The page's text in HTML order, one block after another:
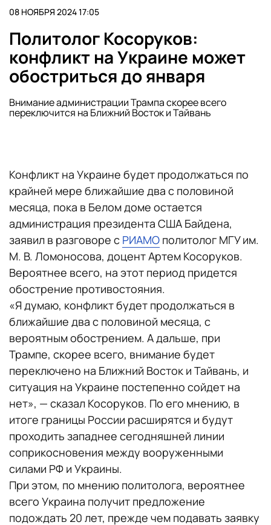
08 НОЯБРЯ 2024 17:05
Политолог Косоруков:
конфликт на Украине может
обостриться до января
Внимание администрации Трампа скорее всего
переключится на Ближний Восток и Тайвань
Конфликт на Украине будет продолжаться по
крайней мере ближайшие два с половиной
месяца, пока в Белом доме остается
администрация президента США Байдена,
заявил в разговоре с РИАМО политолог МГУ им.
М. В. Ломоносова, доцент Артем Косоруков.
Вероятнее всего, на этот период придется
обострение противостояния.
«Я думаю, конфликт будет продолжаться в
ближайшие два с половиной месяца, с
вероятным обострением. А дальше, при
Трампе, скорее всего, внимание будет
переключено на Ближний Восток и Тайвань, и
ситуация на Украине постепенно сойдет на
нет», — сказал Косоруков. По его мнению, в
итоге границы России расширятся и будут
проходить западнее сегодняшней линии
соприкосновения между вооруженными
силами РФ и Украины.
При этом, по мнению политолога, вероятнее
всего Украина получит предложение
подождать 20 лет, прежде чем подавать заявку